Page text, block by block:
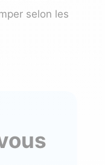
selon les